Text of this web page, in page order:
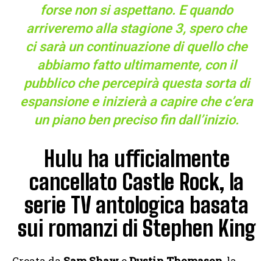
forse non si aspettano. E quando
arriveremo alla stagione 3, spero che
ci sarà un continuazione di quello che
abbiamo fatto ultimamente, con il
pubblico che percepirà questa sorta di
espansione e inizierà a capire che c’era
un piano ben preciso fin dall’inizio.
Hulu ha ufficialmente
cancellato Castle Rock, la
serie TV antologica basata
sui romanzi di Stephen King